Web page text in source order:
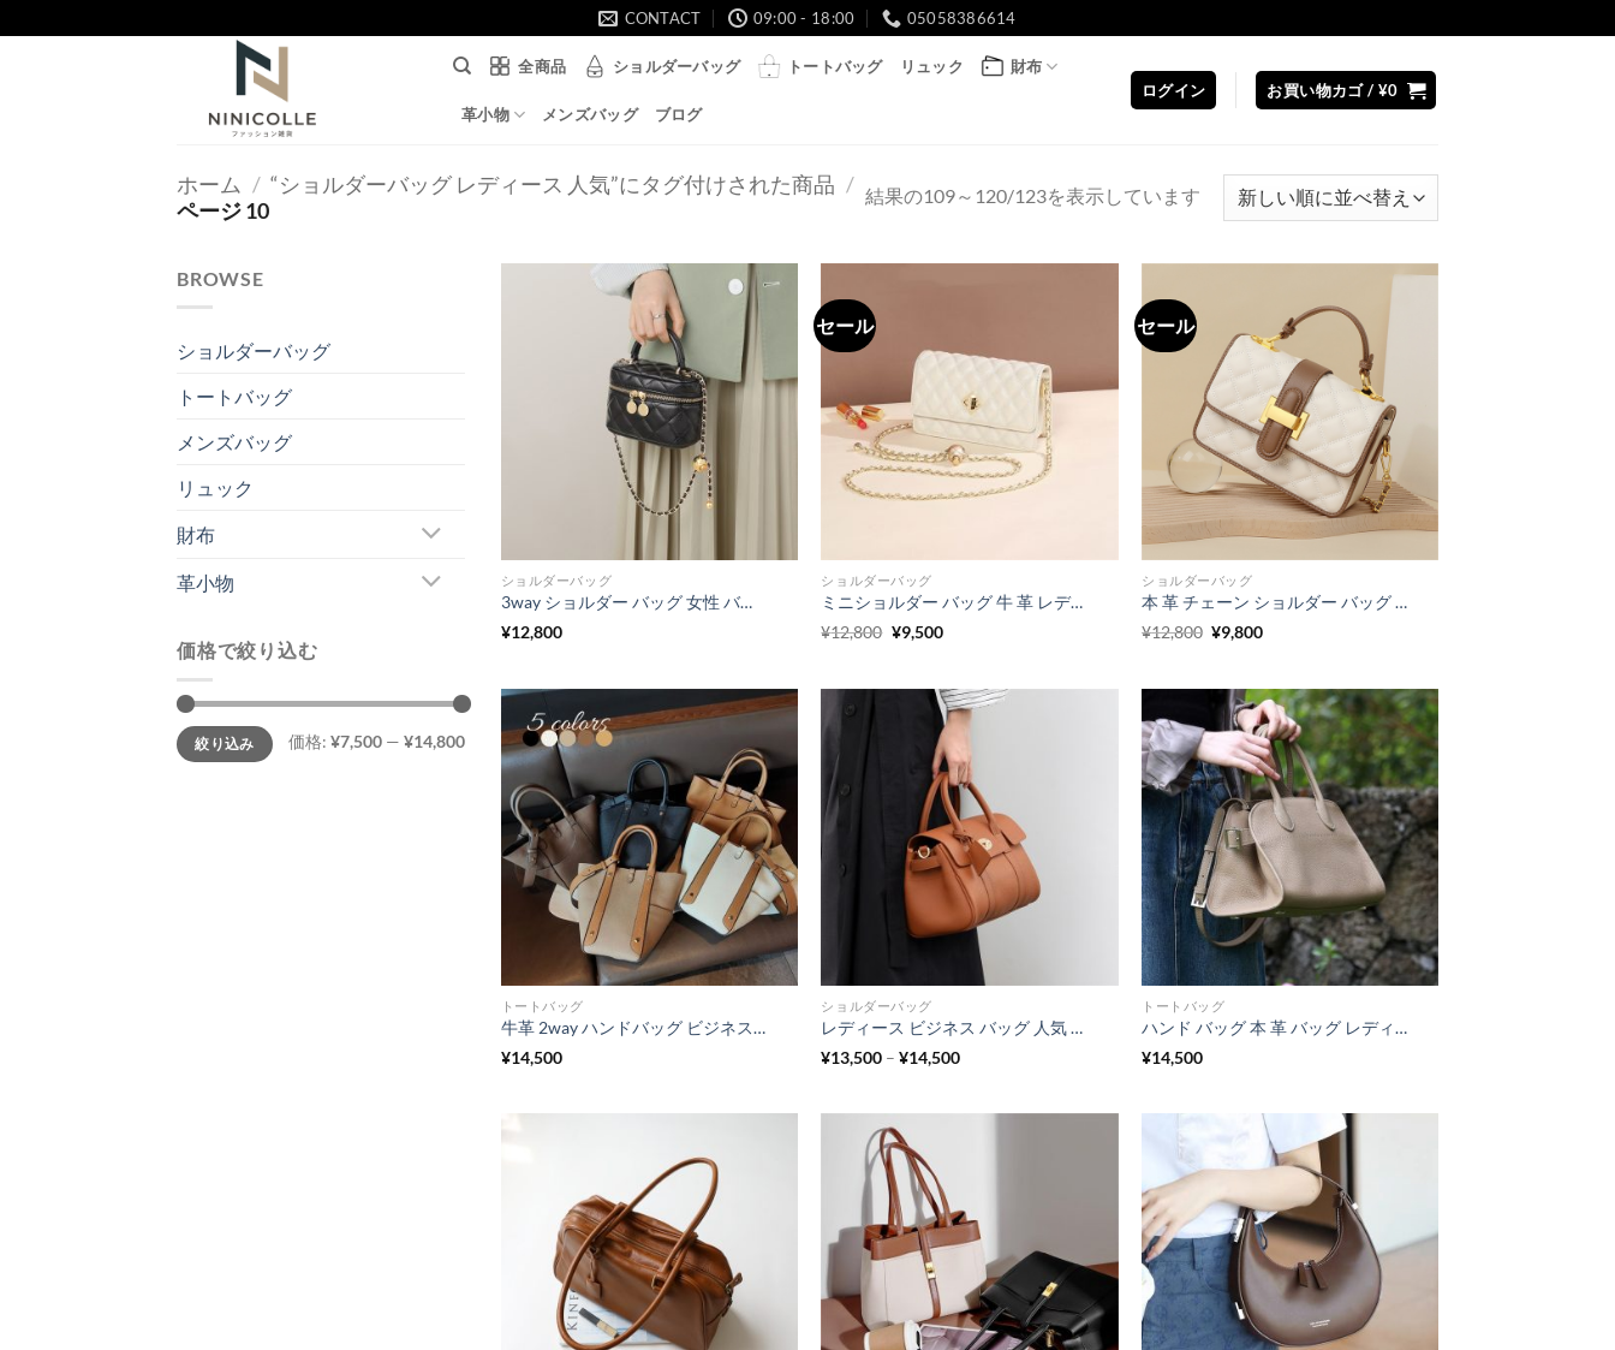
to
CONTACT 09:00 - 18:00 05058386614
全商品 ショルダーバッグ トートバッグ リュック 財布
革小物 メンズバッグ ブログ
ログイン お買い物カゴ / ¥0
ホーム / “ショルダーバッグ レディース 人気”にタグ付けされた商品 /
ページ 10
結果の109～120/123を表示しています新
BROWSE
ショルダーバッグ
トートバッグ
メンズバッグ
リュック
財布
革小物
価格で絞り込む
最
低
価
最
高
価
絞り込み 価格: ¥7,500 — ¥14,800
ショルダーバッグ
3way ショルダー バッグ 女性 バッグ 人気 30 代 本 革 チェーン ショルダー バッグ 普段 使い バッグ 40 代 大人 可愛い ショルダー バッグ
¥12,800
セール
ショルダーバッグ
ミニショルダー バッグ 牛 革 レディース ショルダー バッグ 人気 40 代 ショルダー バッグ 斜 めがけ 30 代 鞄 カジュアル レディース
¥12,800 元
¥12,800
¥9,500現
格
は
¥9,500
で
す。
セール
ショルダーバッグ
本 革 チェーン ショルダー バッグ 30 代 女性 に 人気 の バッグ キルティング 風 2way ショルダー バッグ 軽く て 持ち やすい バッグ かわいい
¥12,800 元
¥12,800
で
た。
¥9,800現
格
は
¥9,800
で
す。
トートバッグ
牛革 2way ハンドバッグ ビジネスバッグ レディース ショルダー バケツ 型 トートバッグ 女性 人気 30代 カバン カジュアル 普段使い
¥14,500
ショルダーバッグ
レディース ビジネス バッグ 人気 30代 軽い 通勤 バッグ 女性 ショルダーバッグ 40代 50代
¥13,500 –¥14,500価
トートバッグ
ハンド バッグ 本 革 バッグ レディース 人気 ショルダーバッグ 一生もの 女性 バッグ 人気 30代 主婦 カバン 流行り 買っ て よかった バッグ
¥14,500